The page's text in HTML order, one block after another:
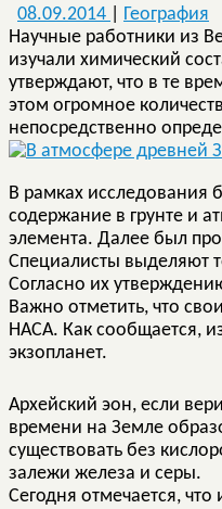
08.09.2014
География
Научные работники из
изучали химический
утверждают, что в те
этом огромное
непосредственно
В рамках исследования
содержание в грунте и
элемента. Далее был
Специалисты выделяют
Согласно их
Важно отметить, что
НАСА. Как сообщается,
экзопланет.
Архейский эон, если
времени на Земле
существовать без
залежи железа и серы.
Сегодня отмечается,